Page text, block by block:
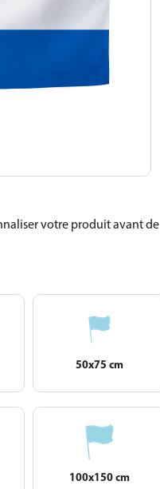
votre produit avant de
50x75 cm
100x150 cm